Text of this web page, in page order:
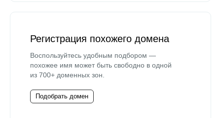
Регистрация похожего домена
Воспользуйтесь удобным подбором —
похожее имя может быть свободно в одной
из 700+ доменных зон.
Подобрать домен